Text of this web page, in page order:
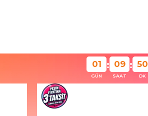
01
GÜN
: 09
SAAT
: 50
DK